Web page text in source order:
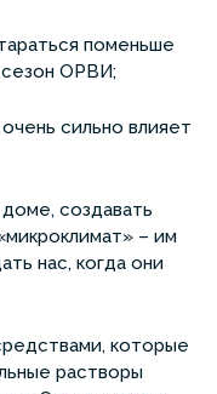
поменьше
ОРВИ;
сильно влияет
создавать
– им
нас, когда они
которые
растворы